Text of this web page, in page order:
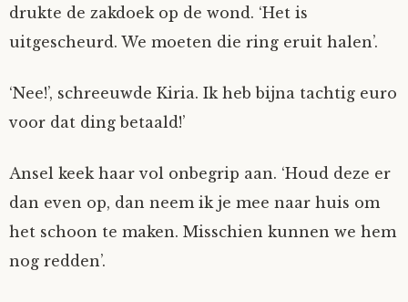
Johanna
Kersje
Lani
Nyncke
Rozemarijn
drukte de zakdoek op de wond. ‘Het is
uitgescheurd. We moeten die ring eruit halen’.
‘Nee!’, schreeuwde Kiria. Ik heb bijna tachtig euro
voor dat ding betaald!’
Ansel keek haar vol onbegrip aan. ‘Houd deze er
dan even op, dan neem ik je mee naar huis om
het schoon te maken. Misschien kunnen we hem
nog redden’.